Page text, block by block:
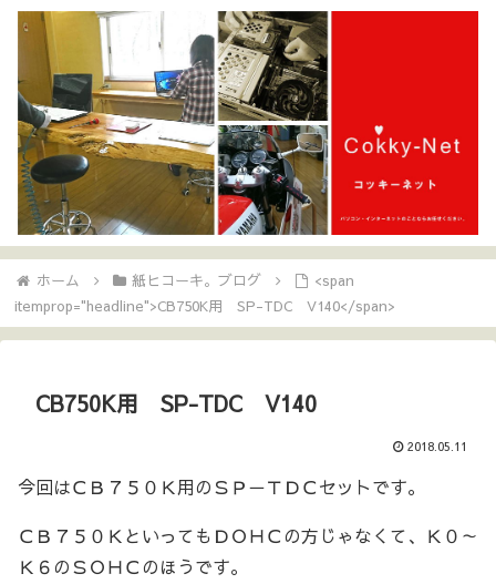
ホーム 紙ヒコーキ。ブログ
<span
itemprop="headline">CB750K用 SP-TDC V140</span>
CB750K用 SP-TDC V140
2018.05.11
今回はＣＢ７５０Ｋ用のＳＰ－ＴＤＣセットです。
ＣＢ７５０ＫといってもＤＯＨＣの方じゃなくて、Ｋ０～
Ｋ６のＳＯＨＣのほうです。